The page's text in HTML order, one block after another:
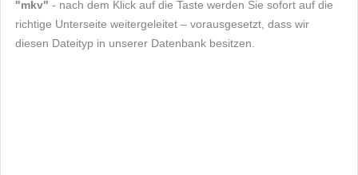
"mkv" - nach dem Klick auf die Taste werden Sie sofort auf die
richtige Unterseite weitergeleitet – vorausgesetzt, dass wir
diesen Dateityp in unserer Datenbank besitzen.